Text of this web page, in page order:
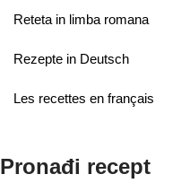
Reteta in limba romana
Rezepte in Deutsch
Les recettes en français
Pronađi recept